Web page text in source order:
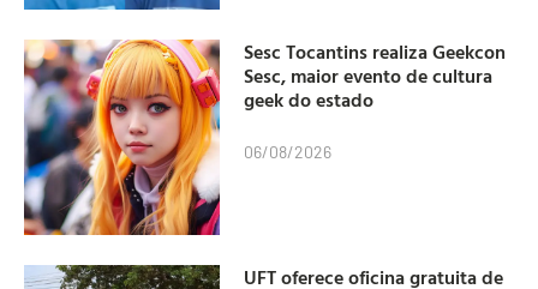
Sesc Tocantins realiza Geekcon
Sesc, maior evento de cultura
geek do estado
06/08/2026
UFT oferece oficina gratuita de